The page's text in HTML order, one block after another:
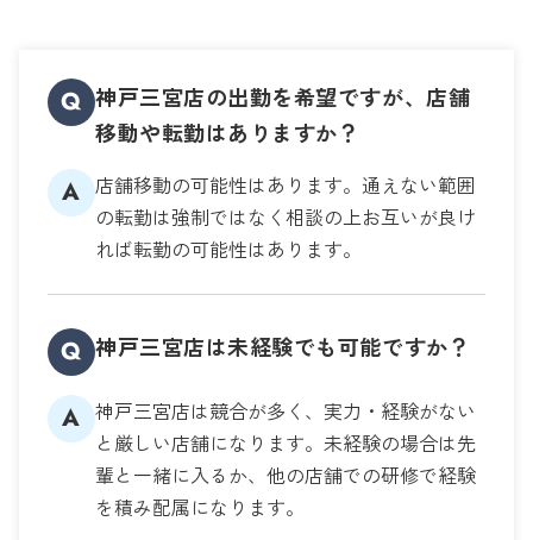
Q 神戸三宮店の出勤を希望ですが、店舗
移動や転勤はありますか？
A 店舗移動の可能性はあります。通えない範囲
の転勤は強制ではなく相談の上お互いが良け
れば転勤の可能性はあります。
Q 神戸三宮店は未経験でも可能ですか？
A 神戸三宮店は競合が多く、実力・経験がない
と厳しい店舗になります。未経験の場合は先
輩と一緒に入るか、他の店舗での研修で経験
を積み配属になります。